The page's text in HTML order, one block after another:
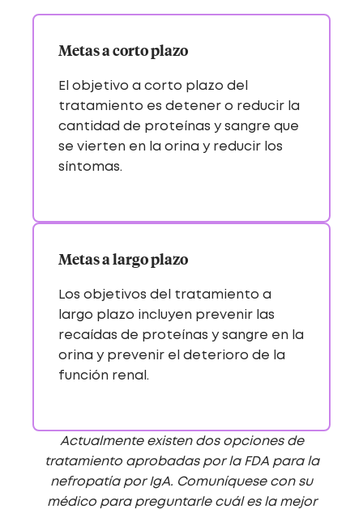
Metas a corto plazo
El objetivo a corto plazo del
tratamiento es detener o reducir la
cantidad de proteínas y sangre que
se vierten en la orina y reducir los
síntomas.
Metas a largo plazo
Los objetivos del tratamiento a
largo plazo incluyen prevenir las
recaídas de proteínas y sangre en la
orina y prevenir el deterioro de la
función renal.
Actualmente existen dos opciones de
tratamiento aprobadas por la FDA para la
nefropatía por IgA. Comuníquese con su
médico para preguntarle cuál es la mejor